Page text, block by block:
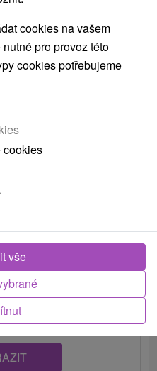
Pača ponúka príjemné a
cookies na vašem
pro provoz této
cookies potřebujeme
cookies
vše